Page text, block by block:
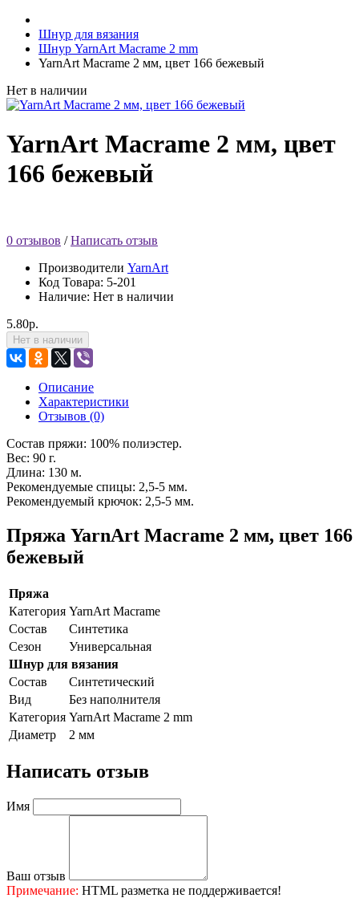
Шнур для вязания
Шнур YarnArt Macrame 2 mm
YarnArt Macrame 2 мм, цвет 166 бежевый
Нет в наличии
YarnArt Macrame 2 мм, цвет
166 бежевый
0 отзывов /Написать отзыв
Производители YarnArt
Код Товара: 5-201
Наличие: Нет в наличии
5.80р.
Нет в наличии
Описание
Характеристики
Отзывов (0)
Состав пряжи: 100% полиэстер.
Вес: 90 г.
Длина: 130 м.
Рекомендуемые спицы: 2,5-5 мм.
Рекомендуемый крючок: 2,5-5 мм.
Пряжа YarnArt Macrame 2 мм, цвет 166
бежевый
Пряжа
Категория YarnArt Macrame
Состав
Синтетика
Сезон
Универсальная
Шнур для вязания
Состав
Синтетический
Вид
Без наполнителя
Категория YarnArt Macrame 2 mm
Диаметр
2 мм
Написать отзыв
Имя
Ваш отзыв
Примечание: HTML разметка не поддерживается!